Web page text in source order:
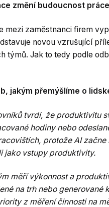
změní budoucnost práce
mezi zaměstnanci firem
novou vzrušující
týmů. Jak to tedy podle
jakým přemýšlíme o
tvrdí, že produktivitu
hodiny nebo
protože AI
jako vstupy produktivity.
měří výkonnost a
na trh nebo generované
z měření činnosti na